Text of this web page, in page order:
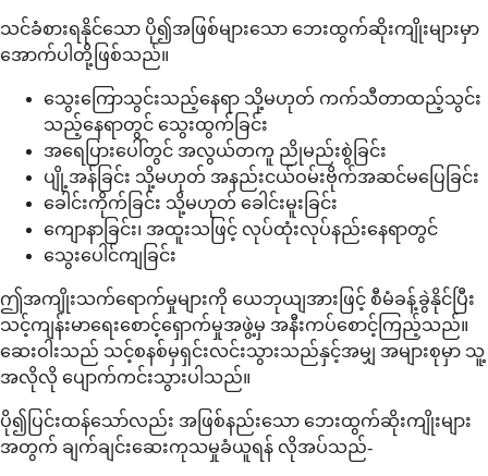
သင်ခံစားရနိုင်သော ပို၍အဖြစ်များသော ဘေးထွက်ဆိုးကျိုးများမှာ
အောက်ပါတို့ဖြစ်သည်။
သွေးကြောသွင်းသည့်နေရာ သို့မဟုတ် ကက်သီတာထည့်သွင်း
သည့်နေရာတွင် သွေးထွက်ခြင်း
အရေပြားပေါ်တွင် အလွယ်တကူ ညိုမည်းစွဲခြင်း
ပျို့အန်ခြင်း သို့မဟုတ် အနည်းငယ်ဝမ်းဗိုက်အဆင်မပြေခြင်း
ခေါင်းကိုက်ခြင်း သို့မဟုတ် ခေါင်းမူးခြင်း
ကျောနာခြင်း၊ အထူးသဖြင့် လုပ်ထုံးလုပ်နည်းနေရာတွင်
သွေးပေါင်ကျခြင်း
ဤအကျိုးသက်ရောက်မှုများကို ယေဘုယျအားဖြင့် စီမံခန့်ခွဲနိုင်ပြီး
သင့်ကျန်းမာရေးစောင့်ရှောက်မှုအဖွဲ့မှ အနီးကပ်စောင့်ကြည့်သည်။
ဆေးဝါးသည် သင့်စနစ်မှရှင်းလင်းသွားသည်နှင့်အမျှ အများစုမှာ သူ့
အလိုလို ပျောက်ကင်းသွားပါသည်။
ပို၍ပြင်းထန်သော်လည်း အဖြစ်နည်းသော ဘေးထွက်ဆိုးကျိုးများ
အတွက် ချက်ချင်းဆေးကုသမှုခံယူရန် လိုအပ်သည်-